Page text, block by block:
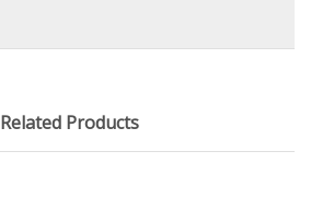
Related Products